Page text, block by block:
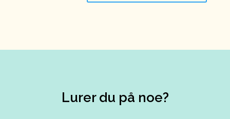
Lurer du på noe?